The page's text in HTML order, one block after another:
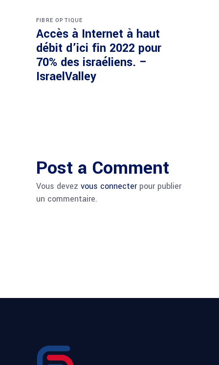
FIBRE OPTIQUE
Accès à Internet à haut
débit d’ici fin 2022 pour
70% des israéliens. –
IsraelValley
Post a Comment
Vous devez vous connecterpour publier
un commentaire.